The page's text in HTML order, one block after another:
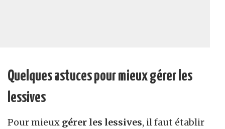
Quelques astuces pour mieux gérer les
lessives
Pour mieux gérer les lessives, il faut établir